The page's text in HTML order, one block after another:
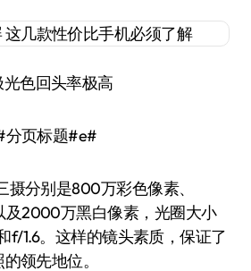
光色回头率极高
页标题#e#
分别是800万彩色像素、
2000万黑白像素，光圈大小
f/1.6。这样的镜头素质，保证了
领先地位。